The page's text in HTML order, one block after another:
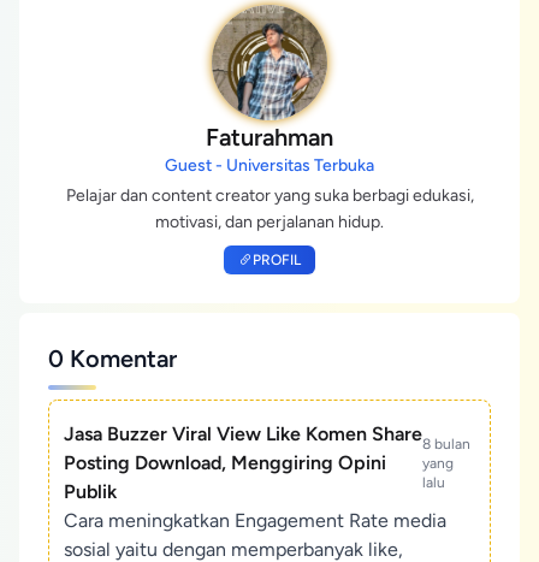
Faturahman
Guest - Universitas Terbuka
Pelajar dan content creator yang suka berbagi edukasi,
motivasi, dan perjalanan hidup.
PROFIL
0 Komentar
Jasa Buzzer Viral View Like Komen Share
Posting Download, Menggiring Opini
Publik
8 bulan
yang
lalu
Cara meningkatkan Engagement Rate media
sosial yaitu dengan memperbanyak like,